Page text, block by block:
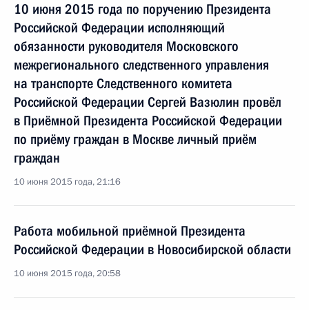
10 июня 2015 года по поручению Президента
Российской Федерации исполняющий
обязанности руководителя Московского
межрегионального следственного управления
на транспорте Следственного комитета
Российской Федерации Сергей Вазюлин провёл
в Приёмной Президента Российской Федерации
по приёму граждан в Москве личный приём
граждан
10 июня 2015 года, 21:16
Работа мобильной приёмной Президента
Российской Федерации в Новосибирской области
10 июня 2015 года, 20:58